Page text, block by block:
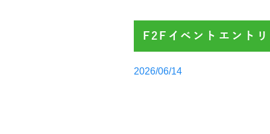
F2Fイベントエント
Posted
2026/06/14